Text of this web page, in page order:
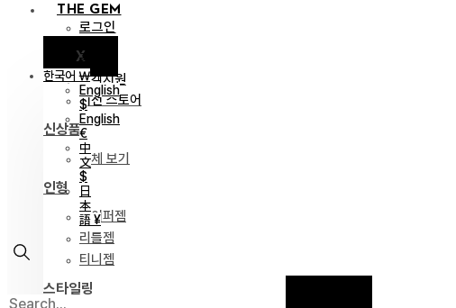
THE GEM
로그인
X공지
고객지원
이전 스토어
신상품
전체 보기
인형
하이퍼젬
리틀젬
티니젬
스타일링
한국어 ￦
English
$
English
€
中
文
$
日
本
語 ¥